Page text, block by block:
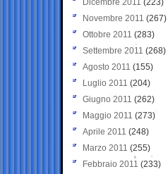
Dicembre 2011 (223)
Novembre 2011 (267)
Ottobre 2011 (283)
Settembre 2011 (268)
Agosto 2011 (155)
Luglio 2011 (204)
Giugno 2011 (262)
Maggio 2011 (273)
Aprile 2011 (248)
Marzo 2011 (255)
Febbraio 2011 (233)